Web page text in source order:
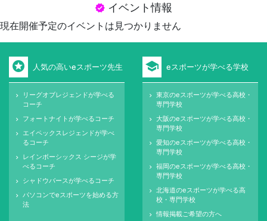
verified イベント情報
現在開催予定のイベントは見つかりません
stars 人気の高いeスポーツ先生
keyboard_arrow_right
リーグオブレジェンドが学べる
コーチ
keyboard_arrow_right フォートナイトが学べるコーチ
keyboard_arrow_right
エイペックスレジェンドが学べ
るコーチ
keyboard_arrow_right
レインボーシックス シージが学
べるコーチ
keyboard_arrow_right シャドウバースが学べるコーチ
keyboard_arrow_right
パソコンでeスポーツを始める方
法
school eスポーツが学べる学校
keyboard_arrow_right
東京のeスポーツが学べる高校・
専門学校
keyboard_arrow_right
大阪のeスポーツが学べる高校・
専門学校
keyboard_arrow_right
愛知のeスポーツが学べる高校・
専門学校
keyboard_arrow_right
福岡のeスポーツが学べる高校・
専門学校
keyboard_arrow_right
北海道のeスポーツが学べる高
校・専門学校
keyboard_arrow_right 情報掲載ご希望の方へ